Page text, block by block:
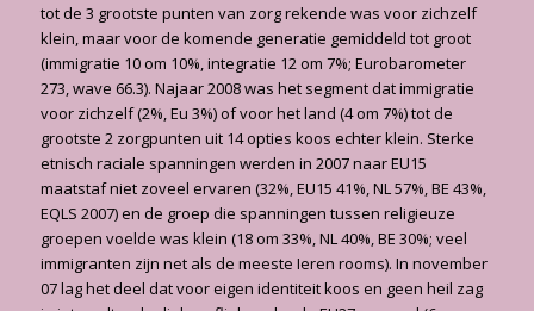
tot de 3 grootste punten van zorg rekende was voor zichzelf
klein, maar voor de komende generatie gemiddeld tot groot
(immigratie 10 om 10%, integratie 12 om 7%; Eurobarometer
273, wave 66.3). Najaar 2008 was het segment dat immigratie
voor zichzelf (2%, Eu 3%) of voor het land (4 om 7%) tot de
grootste 2 zorgpunten uit 14 opties koos echter klein. Sterke
etnisch raciale spanningen werden in 2007 naar EU15
maatstaf niet zoveel ervaren (32%, EU15 41%, NL 57%, BE 43%,
EQLS 2007) en de groep die spanningen tussen religieuze
groepen voelde was klein (18 om 33%, NL 40%, BE 30%; veel
immigranten zijn net als de meeste Ieren rooms). In november
07 lag het deel dat voor eigen identiteit koos en geen heil zag